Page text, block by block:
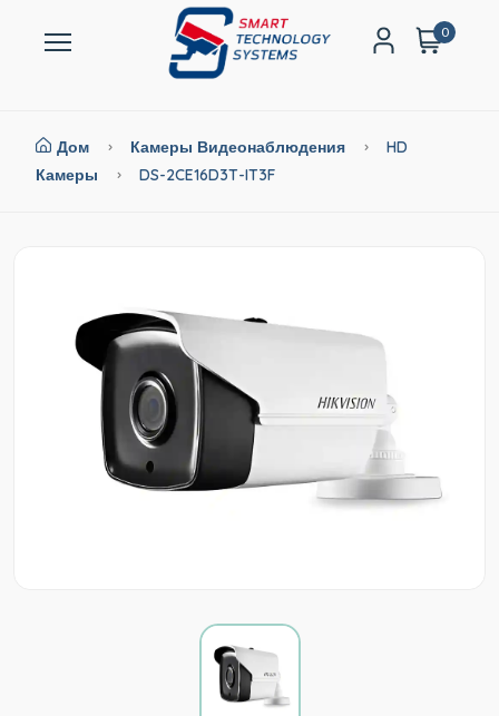
0
Дом Камеры Видеонаблюдения
HD
Камеры
DS-2CE16D3T-IT3F